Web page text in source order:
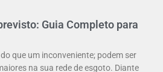
Guia Completo para
que um inconveniente; podem ser
na sua rede de esgoto. Diante